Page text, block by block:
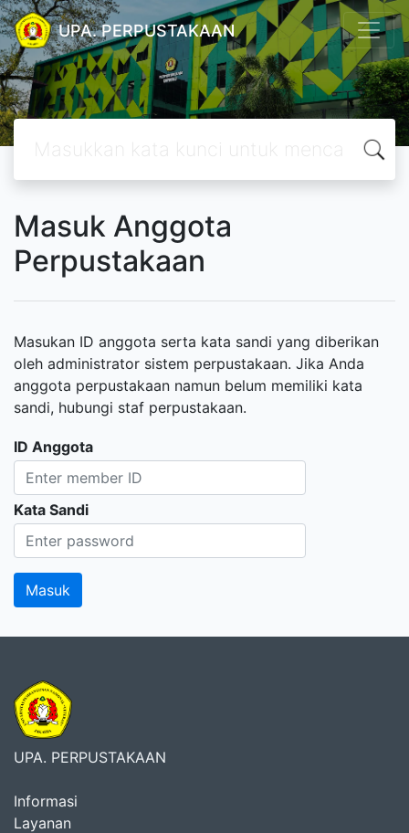
UPA. PERPUSTAKAAN
Masuk Anggota
Perpustakaan
Masukan ID anggota serta kata sandi yang diberikan
oleh administrator sistem perpustakaan. Jika Anda
anggota perpustakaan namun belum memiliki kata
sandi, hubungi staf perpustakaan.
ID Anggota
Kata Sandi
UPA. PERPUSTAKAAN
Informasi
Layanan